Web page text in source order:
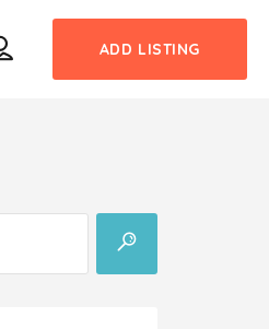
ADD LISTING